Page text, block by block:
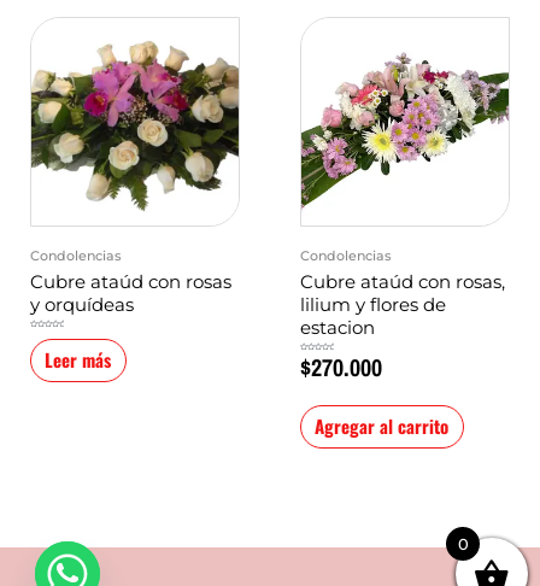
Condolencias
Cubre ataúd con rosas
y orquídeas
de
Leer más
Condolencias
Cubre ataúd con rosas,
lilium y flores de
estacion
en
0
de
$270.000
Agregar al carrito
0